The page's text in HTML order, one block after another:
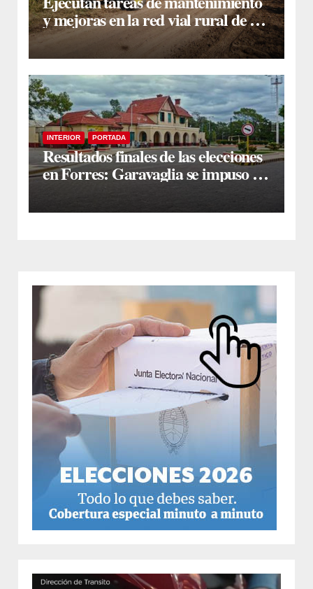
y mejoras en la red vial rural de La
Cañada
INTERIOR PORTADA
Resultados finales de las elecciones
en Forres: Garavaglia se impuso en
un ajustado escrutinio